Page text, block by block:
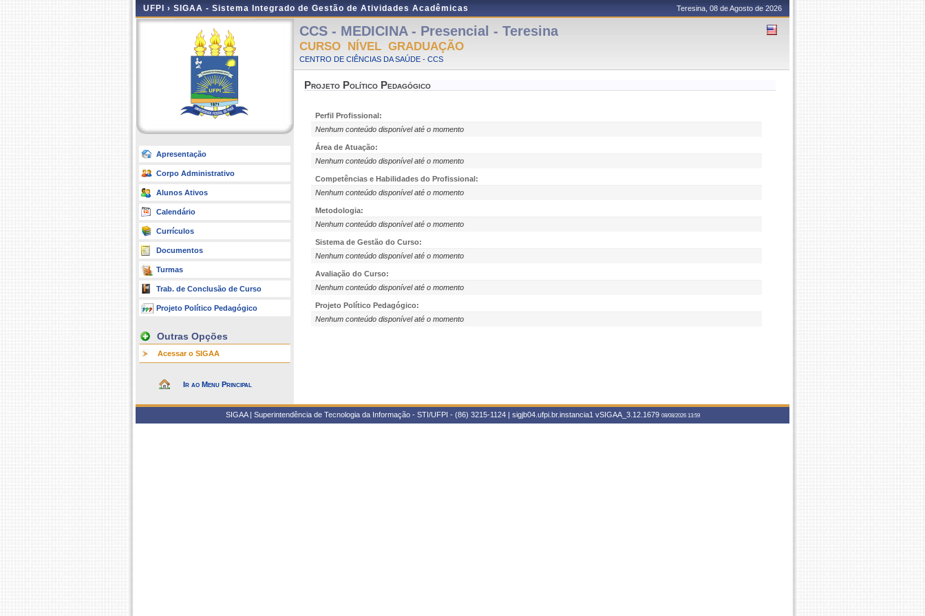
UFPI › SIGAA - Sistema Integrado de Gestão de Atividades Acadêmicas Teresina, 08 de Agosto de 2026
Apresentação
Corpo Administrativo
Alunos Ativos
Calendário
Currículos
Documentos
Turmas
Trab. de Conclusão de Curso
Projeto Político Pedagógico
Outras Opções
Acessar o SIGAA
Ir ao Menu Principal
CCS - MEDICINA - Presencial - Teresina
CURSO NÍVEL GRADUAÇÃO
CENTRO DE CIÊNCIAS DA SAÚDE - CCS
Projeto Político Pedagógico
Perfil Profissional:
Nenhum conteúdo disponível até o momento
Área de Atuação:
Nenhum conteúdo disponível até o momento
Competências e Habilidades do Profissional:
Nenhum conteúdo disponível até o momento
Metodologia:
Nenhum conteúdo disponível até o momento
Sistema de Gestão do Curso:
Nenhum conteúdo disponível até o momento
Avaliação do Curso:
Nenhum conteúdo disponível até o momento
Projeto Político Pedagógico:
Nenhum conteúdo disponível até o momento
SIGAA | Superintendência de Tecnologia da Informação - STI/UFPI - (86) 3215-1124 | sigjb04.ufpi.br.instancia1 vSIGAA_3.12.1679 08/08/2026 13:59